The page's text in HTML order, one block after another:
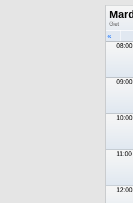
Giet
«
08:00
09:00
10:00
11:00
12:00